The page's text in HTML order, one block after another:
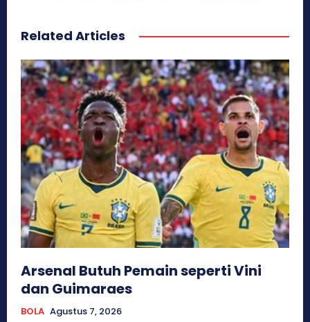
Related Articles
Arsenal Butuh Pemain seperti Vini
dan Guimaraes
BOLA Agustus 7, 2026